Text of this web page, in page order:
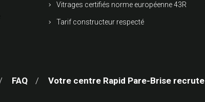
Vitrages certifiés norme européenne 43R
Tarif constructeur respecté
FAQ Votre centre Rapid Pare-Brise recrute